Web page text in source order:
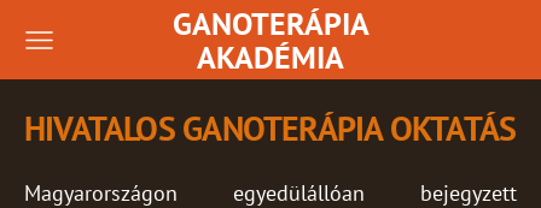
GANOTERÁPIA
AKADÉMIA
HIVATALOS GANOTERÁPIA OKTATÁS
Magyarországon egyedülállóan bejegyzett